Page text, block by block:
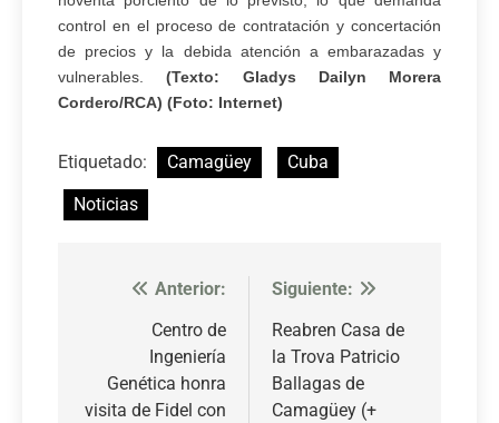
control en el proceso de contratación y concertación
de precios y la debida atención a embarazadas y
vulnerables.(Texto: Gladys Dailyn Morera
Cordero/RCA) (Foto: Internet)
Etiquetado: Camagüey
Cuba
Noticias
Navegación
entradas
Anterior:
Centro de
Ingeniería
Genética honra
visita de Fidel con
Siguiente:
Reabren Casa de
la Trova Patricio
Ballagas de
Camagüey (+